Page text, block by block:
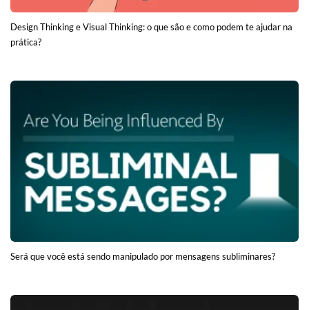
Design Thinking e Visual Thinking: o que são e como podem te ajudar na
prática?
Será que você está sendo manipulado por mensagens subliminares?